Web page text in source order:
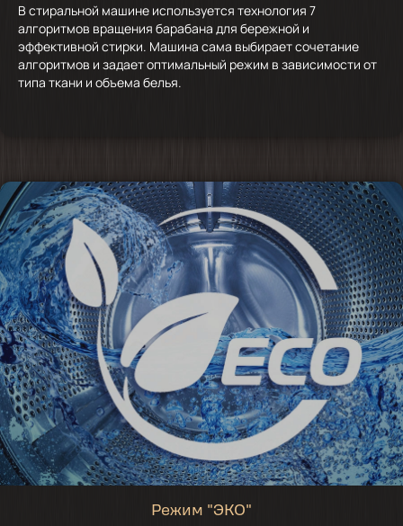
В стиральной машине используется технология 7
алгоритмов вращения барабана для бережной и
эффективной стирки. Машина сама выбирает сочетание
алгоритмов и задает оптимальный режим в зависимости от
типа ткани и объема белья.
Режим "ЭКО"